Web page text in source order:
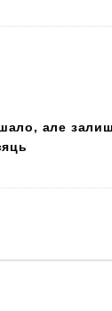
але